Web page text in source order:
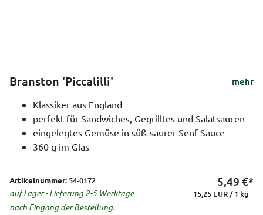
Branston 'Piccalilli'
mehr
Klassiker aus England
perfekt für Sandwiches, Gegrilltes und Salatsaucen
eingelegtes Gemüse in süß-saurer Senf-Sauce
360 g im Glas
Artikelnummer: 54-0172
auf Lager - Lieferung 2-5 Werktage
nach Eingang der Bestellung.
5,49 €*
15,25 EUR / 1 kg